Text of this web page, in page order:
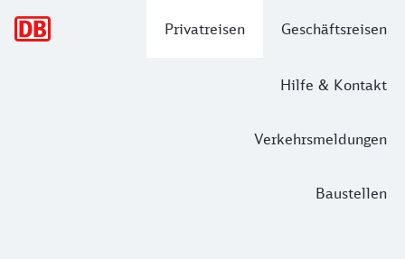
Privatreisen Geschäftsreisen
Hilfe & Kontakt
Verkehrsmeldungen
Baustellen